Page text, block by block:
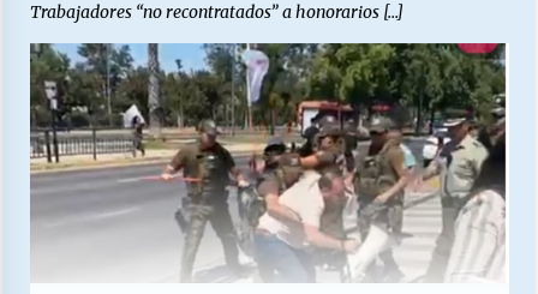
Trabajadores “no recontratados” a honorarios […]